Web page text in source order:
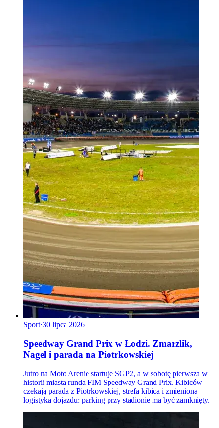
Sport·30 lipca 2026
Speedway Grand Prix w Łodzi. Zmarzlik,
Nagel i parada na Piotrkowskiej
Jutro na Moto Arenie startuje SGP2, a w sobotę pierwsza w
historii miasta runda FIM Speedway Grand Prix. Kibiców
czekają parada z Piotrkowskiej, strefa kibica i zmieniona
logistyka dojazdu: parking przy stadionie ma być zamknięty.